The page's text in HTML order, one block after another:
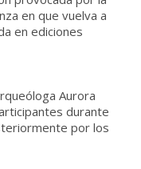
en que vuelva a
en ediciones
Aurora
durante
por los